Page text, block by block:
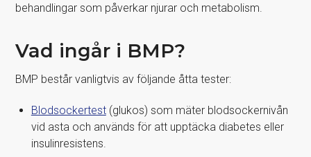
behandlingar som påverkar njurar och metabolism.
Vad ingår i BMP?
BMP består vanligtvis av följande åtta tester:
Blodsockertest(glukos) som mäter blodsockernivån
vid asta och används för att upptäcka diabetes eller
insulinresistens.